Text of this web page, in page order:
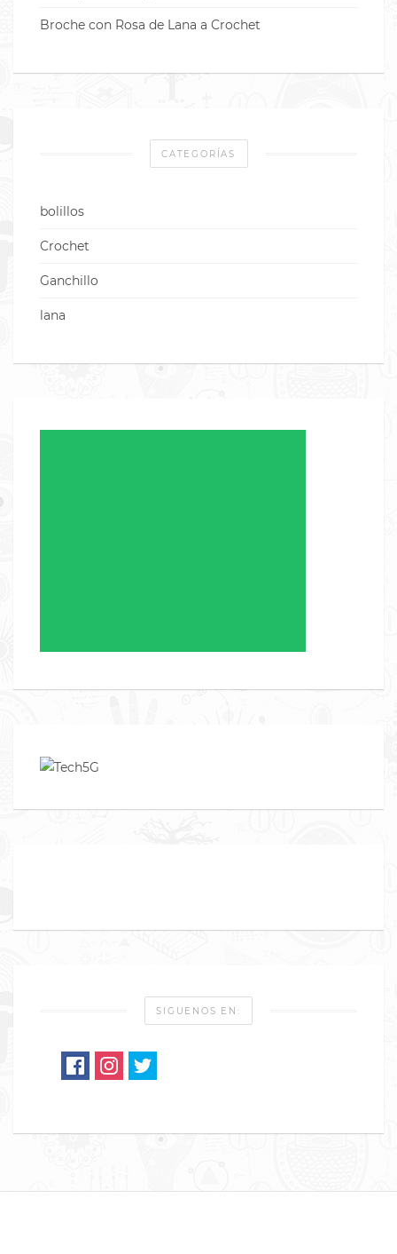
Broche con Rosa de Lana a Crochet
CATEGORÍAS
bolillos
Crochet
Ganchillo
lana
SIGUENOS EN: